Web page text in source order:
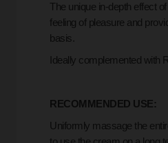
The unique in-depth effect
feeling of pleasure and
basis.
Ideally complemented with
RECOMMENDED USE:
Uniformly massage the